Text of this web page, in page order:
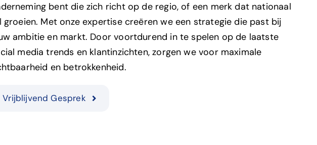
bent die zich richt op de regio, of een merk dat nationaal
groeien. Met onze expertise creëren we een strategie die past bij
ambitie en markt. Door voortdurend in te spelen op de laatste
media trends en klantinzichten, zorgen we voor maximale
en betrokkenheid.
Vrijblijvend Gesprek